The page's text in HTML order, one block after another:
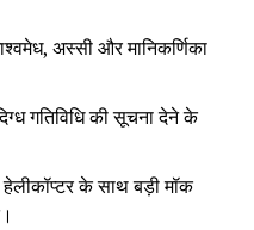
अस्सी और मानिकर्णिका
गतिविधि की सूचना देने के
के साथ बड़ी मॉक